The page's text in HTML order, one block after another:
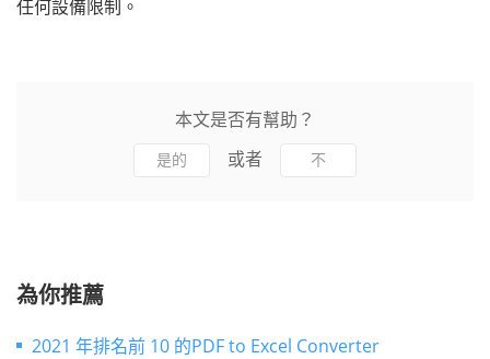
任何設備限制。
本文是否有幫助？
是的 或者 不
為你推薦
2021 年排名前 10 的PDF to Excel Converter